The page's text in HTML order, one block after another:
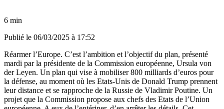
6 min
Publié le 06/03/2025 à 17:52
Réarmer l’Europe. C’est l’ambition et l’objectif du plan, présenté
mardi par la présidente de la Commission européenne, Ursula von
der Leyen. Un plan qui vise à mobiliser 800 milliards d’euros pour
la défense, au moment où les Etats-Unis de Donald Trump prennent
leur distance et se rapproche de la Russie de Vladimir Poutine. Un
projet que la Commission propose aux chefs des Etats de l’Union